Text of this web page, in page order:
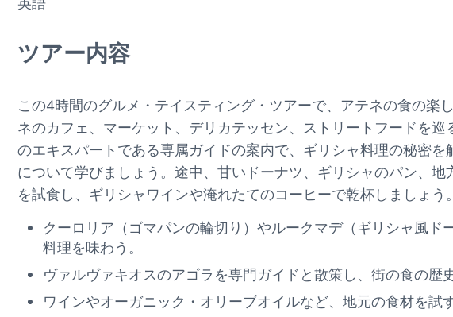
ツアー内容
この4時間のグルメ・テイスティング・ツアーで、アテネの食の楽
ネのカフェ、マーケット、デリカテッセン、ストリートフードを
のエキスパートである専属ガイドの案内で、ギリシャ料理の秘密
について学びましょう。途中、甘いドーナツ、ギリシャのパン、
を試食し、ギリシャワインや淹れたてのコーヒーで乾杯しましょう。
クーロリア（ゴマパンの輪切り）やルークマデ（ギリシャ風ド
料理を味わう。
ヴァルヴァキオスのアゴラを専門ガイドと散策し、街の食の歴
ワインやオーガニック・オリーブオイルなど、地元の食材を試